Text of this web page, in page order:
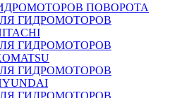
ПОВОРОТА
ГИДРОМОТОРОВ
ГИДРОМОТОРОВ
ГИДРОМОТОРОВ
ГИДРОМОТОРОВ